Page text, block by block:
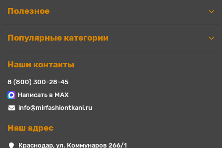
Полезное
Популярные категории
Наши контакты
8 (800) 300-28-45
Написать в MAX
info@mirfashiontkani.ru
Наш адрес
Краснодар, ул. Коммунаров 266/1